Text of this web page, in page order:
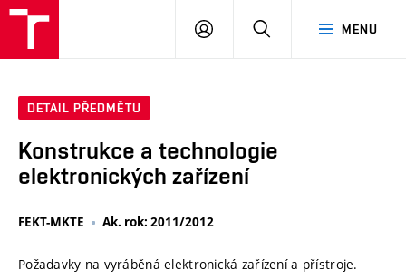
MENU
PŘIHLÁSIT
DETAIL PŘEDMĚTU
Konstrukce a technologie
elektronických zařízení
FEKT-MKTE Ak. rok: 2011/2012
Požadavky na vyráběná elektronická zařízení a přístroje.